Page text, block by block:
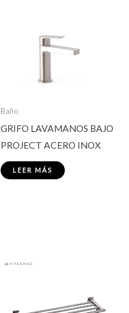
Baño
GRIFO LAVAMANOS BAJO
PROJECT ACERO INOX
LEER MÁS